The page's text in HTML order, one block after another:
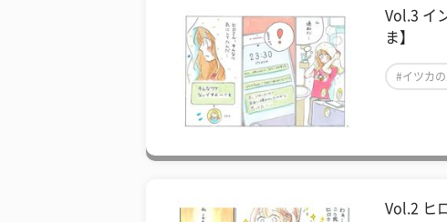
Vol.3 イ
ま】
#イツカ
Vol.2 ヒ